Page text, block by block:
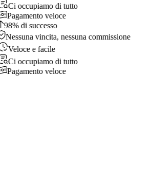
Ci occupiamo di tutto
Pagamento veloce
98% di successo
Nessuna vincita, nessuna commissione
Veloce e facile
Ci occupiamo di tutto
Pagamento veloce